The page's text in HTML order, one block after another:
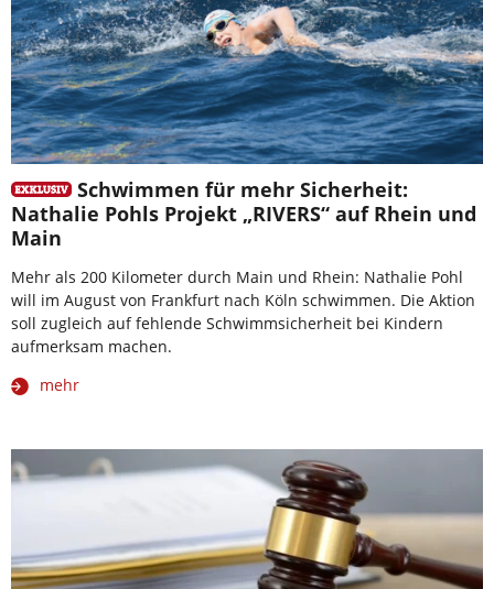
Schwimmen für mehr Sicherheit:
Nathalie Pohls Projekt „RIVERS“ auf Rhein und
Main
Mehr als 200 Kilometer durch Main und Rhein: Nathalie Pohl
will im August von Frankfurt nach Köln schwimmen. Die Aktion
soll zugleich auf fehlende Schwimmsicherheit bei Kindern
aufmerksam machen.
mehr